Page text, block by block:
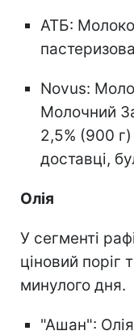
АТБ:
Novus:
Молочний
2,5% (900
доставці,
Олія
У сегменті
ціновий поріг
минулого дня.
"Ашан":